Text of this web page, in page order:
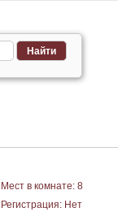
Найти
Мест в комнате: 8
Регистрация: Нет